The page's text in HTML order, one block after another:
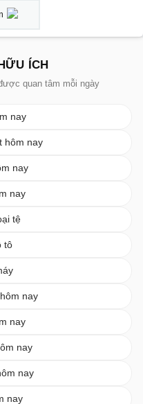
ÍCH
quan tâm mỗi ngày
nay
hôm nay
nay
nay
tệ
tô
nay
nay
nay
nay
nay